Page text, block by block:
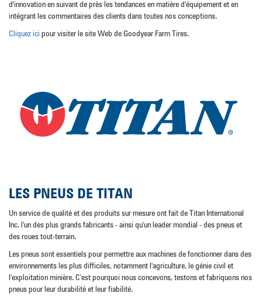
d'innovation en suivant de près les tendances en matière d'équipement et en
intégrant les commentaires des clients dans toutes nos conceptions.
Cliquez ici pour visiter le site Web de Goodyear Farm Tires.
LES PNEUS DE TITAN
Un service de qualité et des produits sur mesure ont fait de Titan International
Inc. l'un des plus grands fabricants - ainsi qu'un leader mondial - des pneus et
des roues tout-terrain.
Les pneus sont essentiels pour permettre aux machines de fonctionner dans des
environnements les plus difficiles, notamment l'agriculture, le génie civil et
l'exploitation minière. C'est pourquoi nous concevons, testons et fabriquons nos
pneus pour leur durabilité et leur fiabilité.